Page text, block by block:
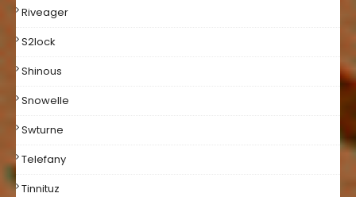
Riveager
S2lock
Shinous
Snowelle
Swturne
Telefany
Tinnituz